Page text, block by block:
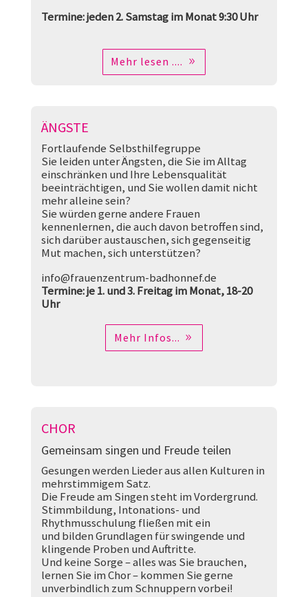
Termine: jeden 2. Samstag im Monat 9:30 Uhr
Mehr lesen ....
ÄNGSTE
Fortlaufende Selbsthilfegruppe
Sie leiden unter Ängsten, die Sie im Alltag
einschränken und Ihre Lebensqualität
beeinträchtigen, und Sie wollen damit nicht
mehr alleine sein?
Sie würden gerne andere Frauen
kennenlernen, die auch davon betroffen sind,
sich darüber austauschen, sich gegenseitig
Mut machen, sich unterstützen?
info@frauenzentrum-badhonnef.de
Termine: je 1. und 3. Freitag im Monat, 18-20
Uhr
Mehr Infos...
CHOR
Gemeinsam singen und Freude teilen
Gesungen werden Lieder aus allen Kulturen in
mehrstimmigem Satz.
Die Freude am Singen steht im Vordergrund.
Stimmbildung, Intonations- und
Rhythmusschulung fließen mit ein
und bilden Grundlagen für swingende und
klingende Proben und Auftritte.
Und keine Sorge – alles was Sie brauchen,
lernen Sie im Chor – kommen Sie gerne
unverbindlich zum Schnuppern vorbei!